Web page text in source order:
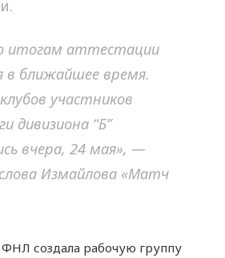
итогам аттестации
в ближайшее время.
участников
дивизиона “Б”
вчера, 24 мая», —
Измайлова «Матч
ФНЛ создала рабочую группу